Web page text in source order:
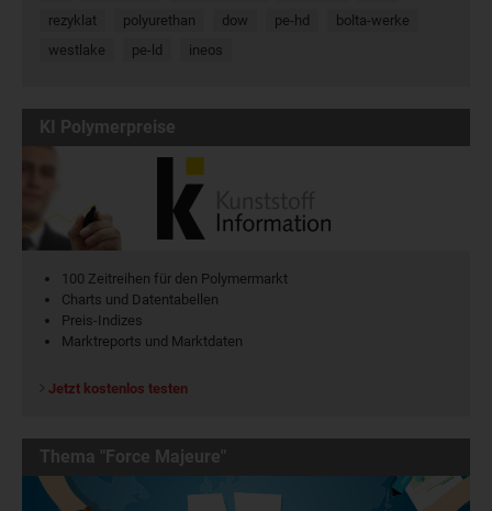
rezyklat
polyurethan dow pe-hd
bolta-werke
westlake
pe-ld ineos
KI Polymerpreise
100 Zeitreihen für den Polymermarkt
Charts und Datentabellen
Preis-Indizes
Marktreports und Marktdaten
Jetzt kostenlos testen
Thema "Force Majeure"